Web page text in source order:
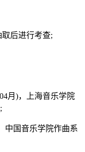
后进行考查;
月)，上海音乐学院
中国音乐学院作曲系